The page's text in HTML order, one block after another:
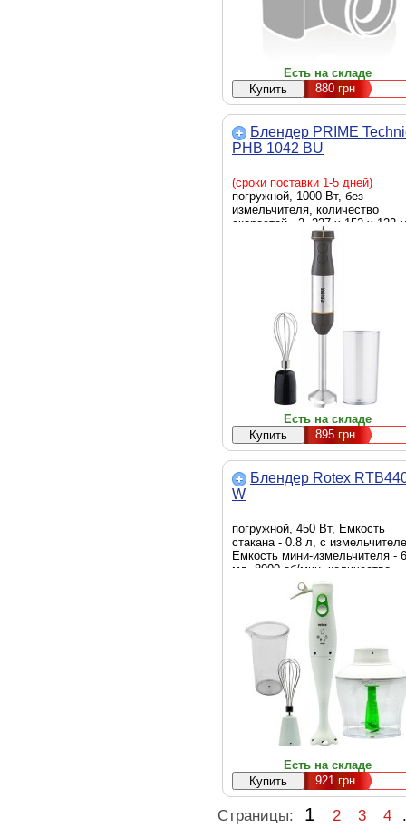
Есть на складе
880грн
Блендер PRIME
PHB 1042 BU
(сроки поставки 1-5 дней)
погружной, 1000 Вт, без
измельчителя, количество
скоростей - 2, 227 х 152 х 122
0.77 кг, черный
Есть на складе
895грн
Блендер Rotex
W
погружной, 450 Вт, Емкость
стакана - 0.8 л, с
Емкость мини-измельчителя -
мл, 8000 об/мин, количество
скоростей - 2, турборежим -
310 х 130 х 130 мм, 1.06 кг,
Есть на складе
921грн
Страницы: 1 2 3 4